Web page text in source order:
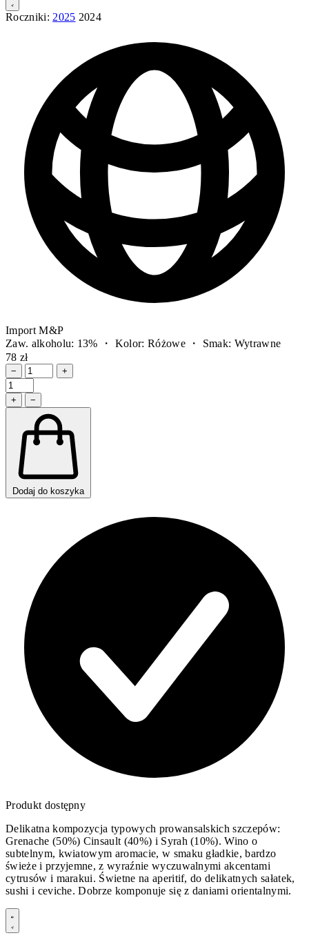
Roczniki: 2025 2024
Import M&P
Zaw. alkoholu: 13% ・ Kolor: Różowe ・ Smak: Wytrawne
78 zł
− +
+ −
Dodaj do koszyka
Produkt dostępny
Delikatna kompozycja typowych prowansalskich szczepów:
Grenache (50%) Cinsault (40%) i Syrah (10%). Wino o
subtelnym, kwiatowym aromacie, w smaku gładkie, bardzo
świeże i przyjemne, z wyraźnie wyczuwalnymi akcentami
cytrusów i marakui. Świetne na aperitif, do delikatnych sałatek,
sushi i ceviche. Dobrze komponuje się z daniami orientalnymi.